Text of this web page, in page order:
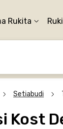
Rukita
Setiabudi
Kost